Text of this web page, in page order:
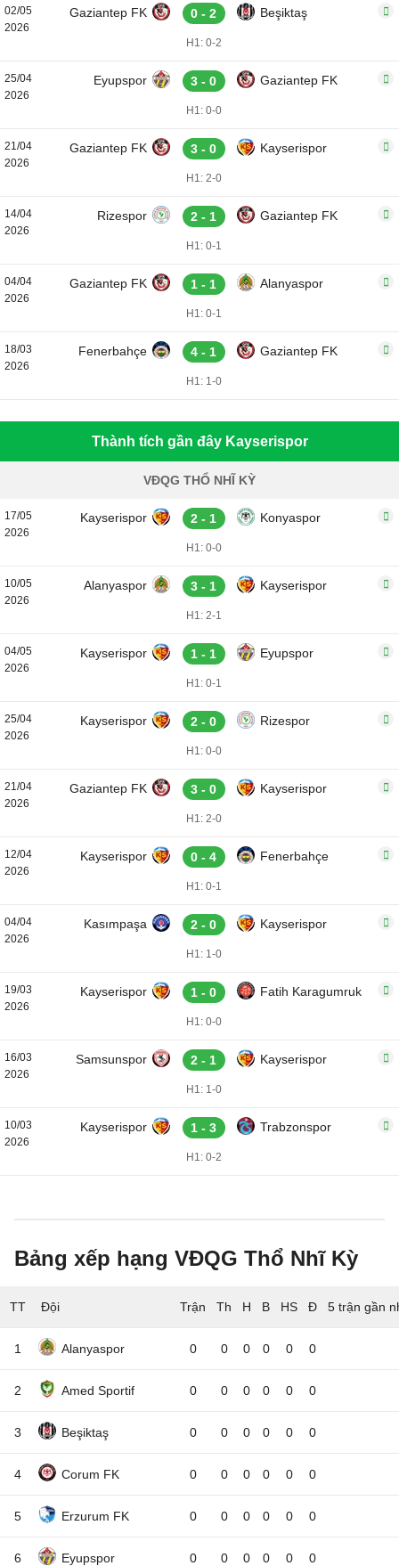
02/05
2026
Gaziantep FK 0 - 2 Beşiktaş
H1: 0-2
25/04
2026
Eyupspor 3 - 0 Gaziantep FK
H1: 0-0
21/04
2026
Gaziantep FK 3 - 0 Kayserispor
H1: 2-0
14/04
2026
Rizespor 2 - 1 Gaziantep FK
H1: 0-1
04/04
2026
Gaziantep FK 1 - 1 Alanyaspor
H1: 0-1
18/03
2026
Fenerbahçe 4 - 1 Gaziantep FK
H1: 1-0
Thành tích gần đây Kayserispor
VĐQG THỔ NHĨ KỲ
17/05
2026
Kayserispor 2 - 1 Konyaspor
H1: 0-0
10/05
2026
Alanyaspor 3 - 1 Kayserispor
H1: 2-1
04/05
2026
Kayserispor 1 - 1 Eyupspor
H1: 0-1
25/04
2026
Kayserispor 2 - 0 Rizespor
H1: 0-0
21/04
2026
Gaziantep FK 3 - 0 Kayserispor
H1: 2-0
12/04
2026
Kayserispor 0 - 4 Fenerbahçe
H1: 0-1
04/04
2026
Kasımpaşa 2 - 0 Kayserispor
H1: 1-0
19/03
2026
Kayserispor 1 - 0 Fatih Karagumruk
H1: 0-0
16/03
2026
Samsunspor 2 - 1 Kayserispor
H1: 1-0
10/03
2026
Kayserispor 1 - 3 Trabzonspor
H1: 0-2
Bảng xếp hạng VĐQG Thổ Nhĩ Kỳ
TT Đội 5 trận gần
1 Alanyaspor 0 0 0 0 0 0
2 Amed Sportif 0 0 0 0 0 0
3 Beşiktaş 0 0 0 0 0 0
4 Corum FK 0 0 0 0 0 0
5 Erzurum FK 0 0 0 0 0 0
6 Eyupspor 0 0 0 0 0 0